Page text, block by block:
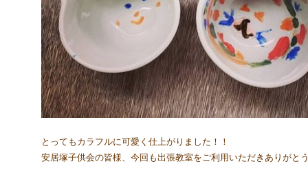
とってもカラフルに可愛く仕上がりました！！
安居塚子供会の皆様、今回も出張教室をご利用いただきありがと